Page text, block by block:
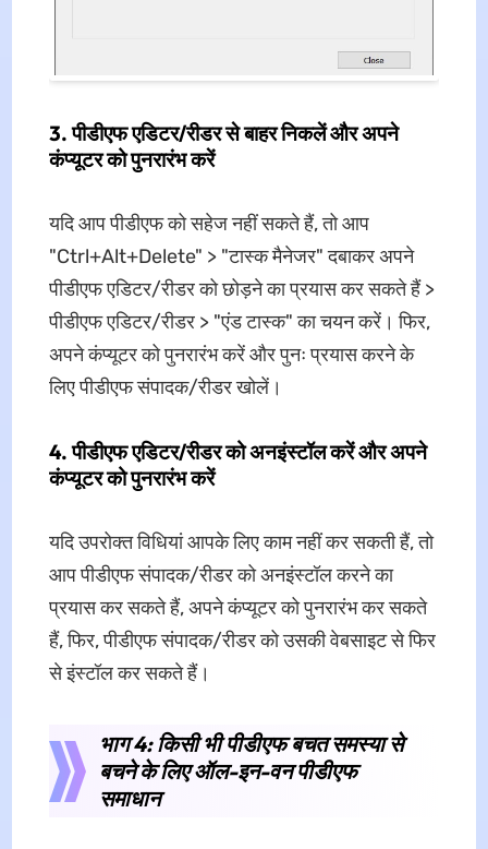
3. पीडीएफ एडिटर/रीडर से बाहर निकलें और अपने
कंप्यूटर को पुनरारंभ करें
यदि आप पीडीएफ को सहेज नहीं सकते हैं, तो आप
"Ctrl+Alt+Delete" > "टास्क मैनेजर" दबाकर अपने
पीडीएफ एडिटर/रीडर को छोड़ने का प्रयास कर सकते हैं >
पीडीएफ एडिटर/रीडर > "एंड टास्क" का चयन करें। फिर,
अपने कंप्यूटर को पुनरारंभ करें और पुनः प्रयास करने के
लिए पीडीएफ संपादक/रीडर खोलें।
4. पीडीएफ एडिटर/रीडर को अनइंस्टॉल करें और अपने
कंप्यूटर को पुनरारंभ करें
यदि उपरोक्त विधियां आपके लिए काम नहीं कर सकती हैं, तो
आप पीडीएफ संपादक/रीडर को अनइंस्टॉल करने का
प्रयास कर सकते हैं, अपने कंप्यूटर को पुनरारंभ कर सकते
हैं, फिर, पीडीएफ संपादक/रीडर को उसकी वेबसाइट से फिर
से इंस्टॉल कर सकते हैं।
भाग 4: किसी भी पीडीएफ बचत समस्या से
बचने के लिए ऑल-इन-वन पीडीएफ
समाधान